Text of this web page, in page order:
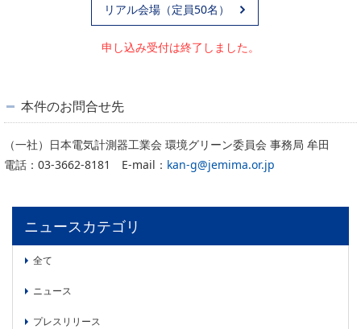
リアル会場（定員50名）
申し込み受付は終了しました。
本件のお問合せ先
（一社）日本電気計測器工業会 環境グリーン委員会 事務局 牟田
電話：03-3662-8181 E-mail： kan-g@jemima.or.jp
ニュースカテゴリ
全て
ニュース
プレスリリース